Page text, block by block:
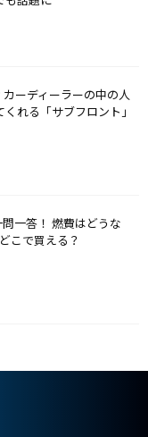
ーディーラーの中の人
れる「サブフロント」
一答！ 燃費はどうな
こで買える？